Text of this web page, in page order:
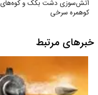
آتش‌سوزی دشت بکک و کوه‌های
کوهمره‌ سرخی
خبرهای مرتبط